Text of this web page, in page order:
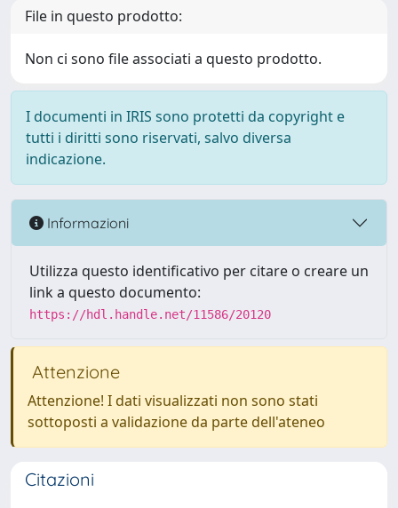
File in questo prodotto:
Non ci sono file associati a questo prodotto.
I documenti in IRIS sono protetti da copyright e
tutti i diritti sono riservati, salvo diversa
indicazione.
Informazioni
Utilizza questo identificativo per citare o creare un
link a questo documento:
https://hdl.handle.net/11586/20120
Attenzione
Attenzione! I dati visualizzati non sono stati
sottoposti a validazione da parte dell'ateneo
Citazioni